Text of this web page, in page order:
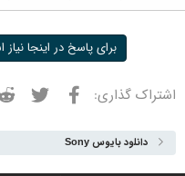
برای پاسخ در اینجا
اشتراک گذاری: فیسبوک
دانلود بایوس Sony